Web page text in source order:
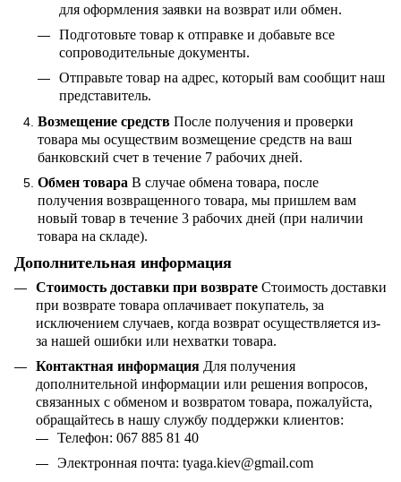
для оформления заявки на возврат или обмен.
Подготовьте товар к отправке и добавьте все
сопроводительные документы.
Отправьте товар на адрес, который вам сообщит наш
представитель.
Возмещение средств После получения и проверки
товара мы осуществим возмещение средств на ваш
банковский счет в течение 7 рабочих дней.
Обмен товара В случае обмена товара, после
получения возвращенного товара, мы пришлем вам
новый товар в течение 3 рабочих дней (при наличии
товара на складе).
Дополнительная информация
Стоимость доставки при возврате Стоимость доставки
при возврате товара оплачивает покупатель, за
исключением случаев, когда возврат осуществляется из-
за нашей ошибки или нехватки товара.
Контактная информация Для получения
дополнительной информации или решения вопросов,
связанных с обменом и возвратом товара, пожалуйста,
обращайтесь в нашу службу поддержки клиентов:
Телефон: 067 885 81 40
Электронная почта: tyaga.kiev@gmail.com